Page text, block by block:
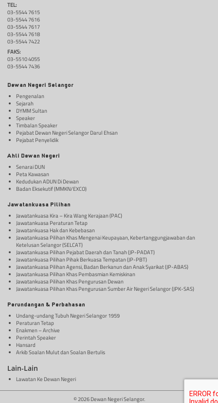
TEL:
03-5544 7615
03-5544 7616
03-5544 7617
03-5544 7618
03-5544 7422
FAKS:
03-5510 4055
03-5544 7436
Dewan Negeri Selangor
Pengenalan
Sejarah
DYMM Sultan
Speaker
Timbalan Speaker
Pejabat Dewan Negeri Selangor Darul Ehsan
Pejabat Penyelidik
Ahli Dewan Negeri
Senarai DUN
Peta Kawasan
Kedudukan ADUN Di Dewan
Badan Eksekutif (MMKN/EXCO)
Jawatankuasa Pilihan
Jawatankuasa Kira – Kira Wang Kerajaan (PAC)
Jawatankuasa Peraturan Tetap
Jawatankuasa Hak dan Kebebasan
Jawatankuasa Pilihan Khas Mengenai Keupayaan, Kebertanggungjawaban dan
Ketelusan Selangor (SELCAT)
Jawatankuasa Pilihan Pejabat Daerah dan Tanah (JP-PADAT)
Jawatankuasa Pilihan Pihak Berkuasa Tempatan (JP-PBT)
Jawatankuasa Pilihan Agensi, Badan Berkanun dan Anak Syarikat (JP-ABAS)
Jawatankuasa Pilihan Khas Pembasmian Kemiskinan
Jawatankuasa Pilihan Khas Pengurusan Dewan
Jawatankuasa Pilihan Khas Pengurusan Sumber Air Negeri Selangor (JPK-SAS)
Perundangan & Perbahasan
Undang-undang Tubuh Negeri Selangor 1959
Peraturan Tetap
Enakmen – Archive
Perintah Speaker
Hansard
Arkib Soalan Mulut dan Soalan Bertulis
Lain-Lain
Lawatan Ke Dewan Negeri
© 2026 Dewan Negeri Selangor.